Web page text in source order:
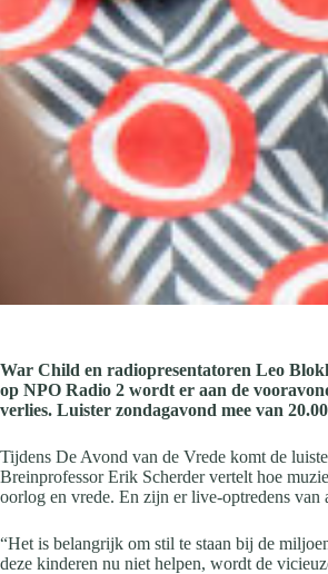
War Child en radiopresentatoren Leo
op NPO Radio 2 wordt er aan de
verlies. Luister zondagavond mee van
Tijdens De Avond van de Vrede komt de
Breinprofessor Erik Scherder vertelt hoe
oorlog en vrede. En zijn er live-optredens van
“Het is belangrijk om stil te staan bij de
deze kinderen nu niet helpen, wordt de